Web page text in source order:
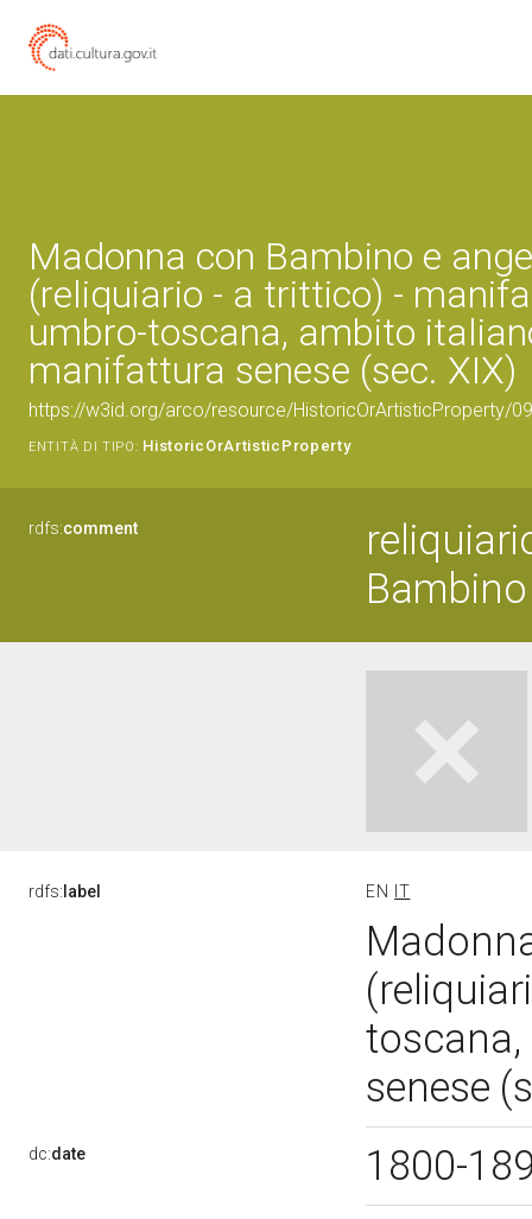
Madonna con Bambino e
(reliquiario - a trittico) -
umbro-toscana, ambito
manifattura senese (sec. XIX)
https://w3id.org/arco/resource/HistoricOrArtisticProperty/
ENTITÀ DI TIPO: HistoricOrArtisticProperty
rdfs:comment
rdfs: label EN IT
senese
dc:date 1800-